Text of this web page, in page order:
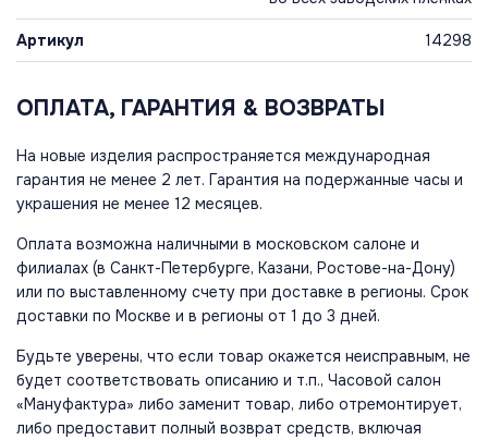
Артикул 14298
ОПЛАТА, ГАРАНТИЯ & ВОЗВРАТЫ
На новые изделия распространяется международная
гарантия не менее 2 лет. Гарантия на подержанные часы и
украшения не менее 12 месяцев.
Оплата возможна наличными в московском салоне и
филиалах (в Санкт-Петербурге, Казани, Ростове-на-Дону)
или по выставленному счету при доставке в регионы. Срок
доставки по Москве и в регионы от 1 до 3 дней.
Будьте уверены, что если товар окажется неисправным, не
будет соответствовать описанию и т.п., Часовой салон
«Мануфактура» либо заменит товар, либо отремонтирует,
либо предоставит полный возврат средств, включая